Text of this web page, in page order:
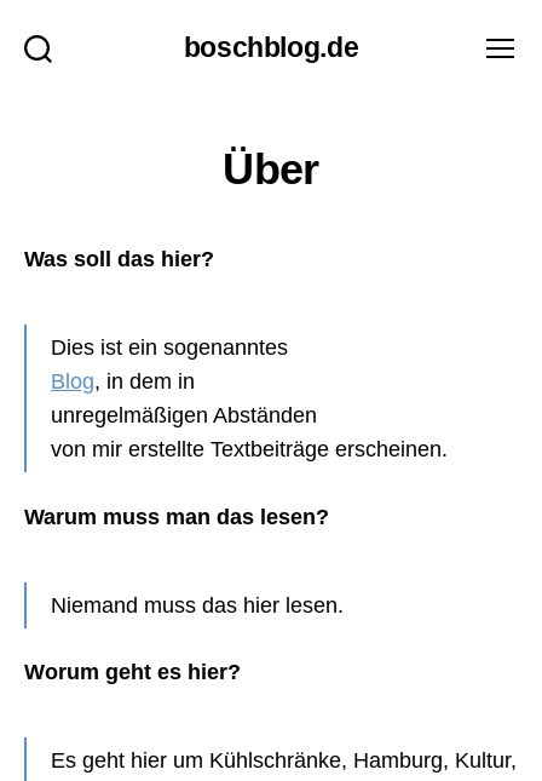
boschblog.de
Über
Was soll das hier?
Dies ist ein sogenanntes
Blog, in dem in
unregelmäßigen Abständen
von mir erstellte Textbeiträge erscheinen.
Warum muss man das lesen?
Niemand muss das hier lesen.
Worum geht es hier?
Es geht hier um Kühlschränke, Hamburg, Kultur,